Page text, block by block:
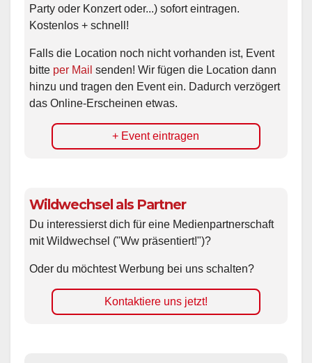
Party oder Konzert oder...) sofort eintragen.
Kostenlos + schnell!
Falls die Location noch nicht vorhanden ist, Event
bitte per Mail senden! Wir fügen die Location dann
hinzu und tragen den Event ein. Dadurch verzögert
das Online-Erscheinen etwas.
+ Event eintragen
Wildwechsel als Partner
Du interessierst dich für eine Medienpartnerschaft
mit Wildwechsel ("Ww präsentiert!")?
Oder du möchtest Werbung bei uns schalten?
Kontaktiere uns jetzt!